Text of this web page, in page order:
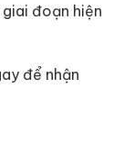
đoạn hiện
để nhận